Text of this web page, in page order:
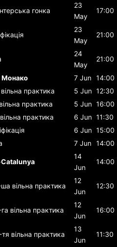
гонка
23
May
17:00
23
May
21:00
24
May
21:00
Монако 7 Jun 14:00
практика 5 Jun 12:30
практика 5 Jun 16:00
практика 6 Jun 11:30
6 Jun 15:00
7 Jun 14:00
14
Jun
14:00
вільна практика
12
Jun
12:30
вільна практика
12
Jun
16:00
вільна практика
13
Jun
11:30